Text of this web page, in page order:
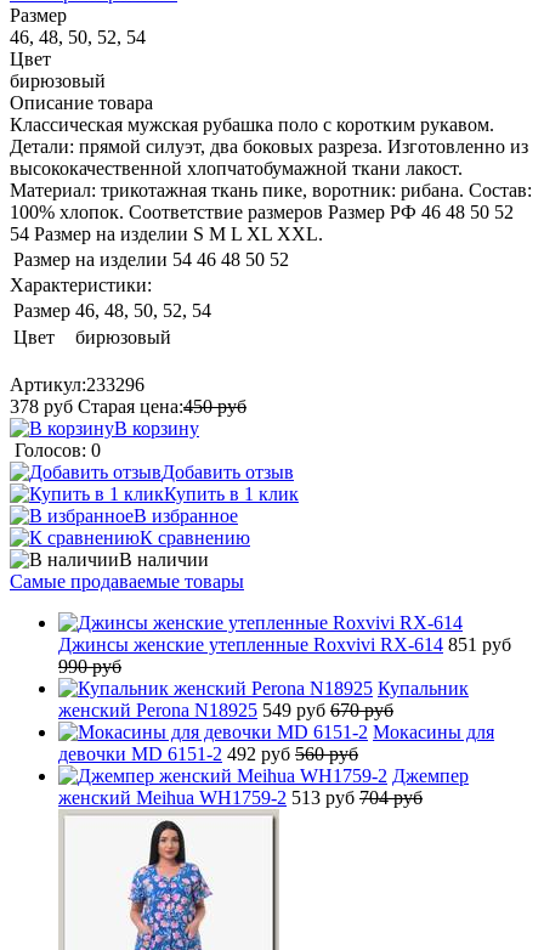
Размер
46, 48, 50, 52, 54
Цвет
бирюзовый
Описание товара
Классическая мужская рубашка поло с коротким рукавом.
Детали: прямой силуэт, два боковых разреза. Изготовленно из
высококачественной хлопчатобумажной ткани лакост.
Материал: трикотажная ткань пике, воротник: рибана. Состав:
100% хлопок. Соответствие размеров Размер РФ 46 48 50 52
54 Размер на изделии S M L XL XXL.
Размер на изделии 54 46 48 50 52
Характеристики:
Размер 46, 48, 50, 52, 54
Цвет
бирюзовый
Артикул:233296
378 руб Старая цена:450руб
В корзину
Голосов: 0
Добавить отзыв
Купить в 1 клик
В избранное
К сравнению
В наличии
Самые продаваемые товары
Джинсы женские утепленные Roxvivi RX-614 851 руб
990 руб
Купальник
женский Perona N18925 549 руб 670 руб
Мокасины для
девочки MD 6151-2 492 руб 560 руб
Джемпер
женский Meihua WH1759-2 513 руб 704 руб